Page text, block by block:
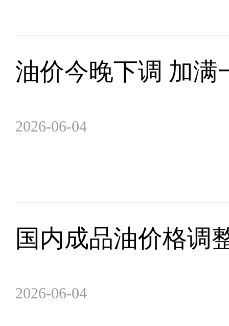
油价今晚下调 加满
2026-06-04
国内成品油价格调
2026-06-04